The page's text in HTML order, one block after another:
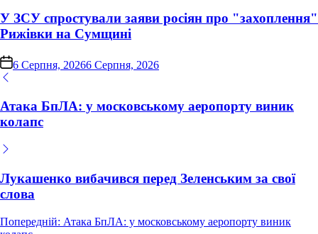
У ЗСУ спростували заяви росіян про "захоплення"
Рижівки на Сумщині
on6 Серпня, 20266 Серпня, 2026
Атака БпЛА: у московському аеропорту виник
колапс
Лукашенко вибачився перед Зеленським за свої
слова
Навігація
Попередній: Атака БпЛА: у московському аеропорту виник